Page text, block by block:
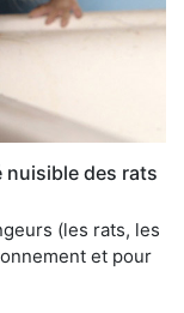
nuisible des rats
(les rats, les
et pour